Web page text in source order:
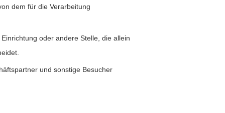
dem für die Verarbeitung
oder andere Stelle, die allein
und sonstige Besucher